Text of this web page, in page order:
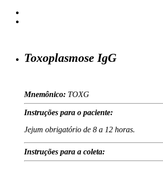
Toxoplasmose IgG
Mnemônico: TOXG
Instruções para o paciente:
Jejum obrigatório de 8 a 12 horas.
Instruções para a coleta: